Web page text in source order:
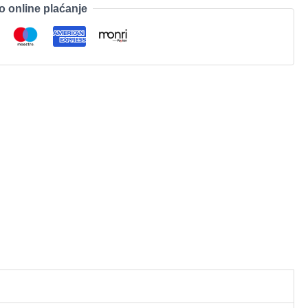
online plaćanje